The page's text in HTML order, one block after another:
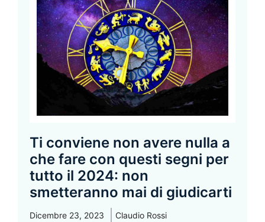
Ti conviene non avere nulla a
che fare con questi segni per
tutto il 2024: non
smetteranno mai di giudicarti
Dicembre 23, 2023 Claudio Rossi